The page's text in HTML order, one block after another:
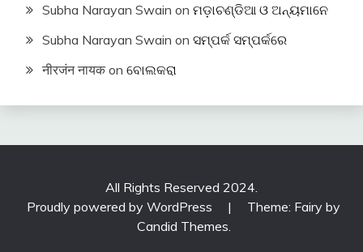
Subha Narayan Swain on ମଡ଼ାଚଣ୍ଡିଆ ଓ ଅନ୍ୟମାନେ
Subha Narayan Swain on ସମ୍ପର୍କ ସମ୍ପର୍କରେ
नीरजंन नायक on ବୋଲକରା
All Rights Reserved 2024.
Proudly powered by WordPress
|
Theme: Fairy by
Candid Themes